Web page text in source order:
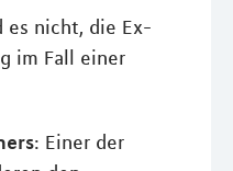
nicht, die Ex-
im Fall einer
: Einer der